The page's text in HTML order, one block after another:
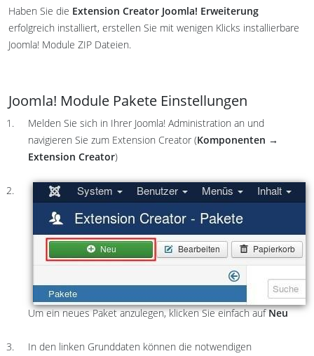
Haben Sie die Extension Creator Joomla! Erweiterung
erfolgreich installiert, erstellen Sie mit wenigen Klicks installierbare
Joomla! Module ZIP Dateien.
Joomla! Module Pakete Einstellungen
Melden Sie sich in Ihrer Joomla! Administration an und
navigieren Sie zum Extension Creator (Komponenten →
Extension Creator)
Um ein neues Paket anzulegen, klicken Sie einfach aufNeu
In den linken Grunddaten können die notwendigen